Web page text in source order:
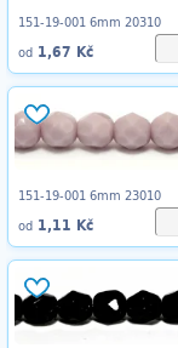
151-19-001 6mm 20310
od 1,67 Kč
151-19-001 6mm 23010
od 1,11 Kč